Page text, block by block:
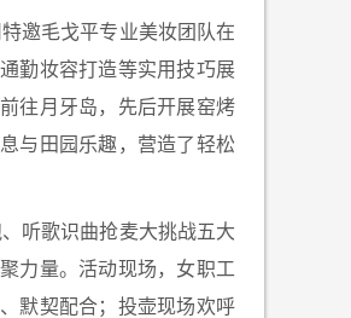
邀毛戈平专业美妆团队在
勤妆容打造等实用技巧展
往月牙岛，先后开展窑烤
与田园乐趣，营造了轻松
听歌识曲抢麦大挑战五大
力量。活动现场，女职工
默契配合；投壶现场欢呼